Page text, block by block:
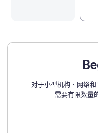
对于小型机构、网络
需要有限数量